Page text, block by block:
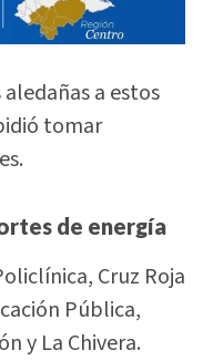
a estos
tomar
de energía
Cruz Roja
Pública,
y La Chivera.